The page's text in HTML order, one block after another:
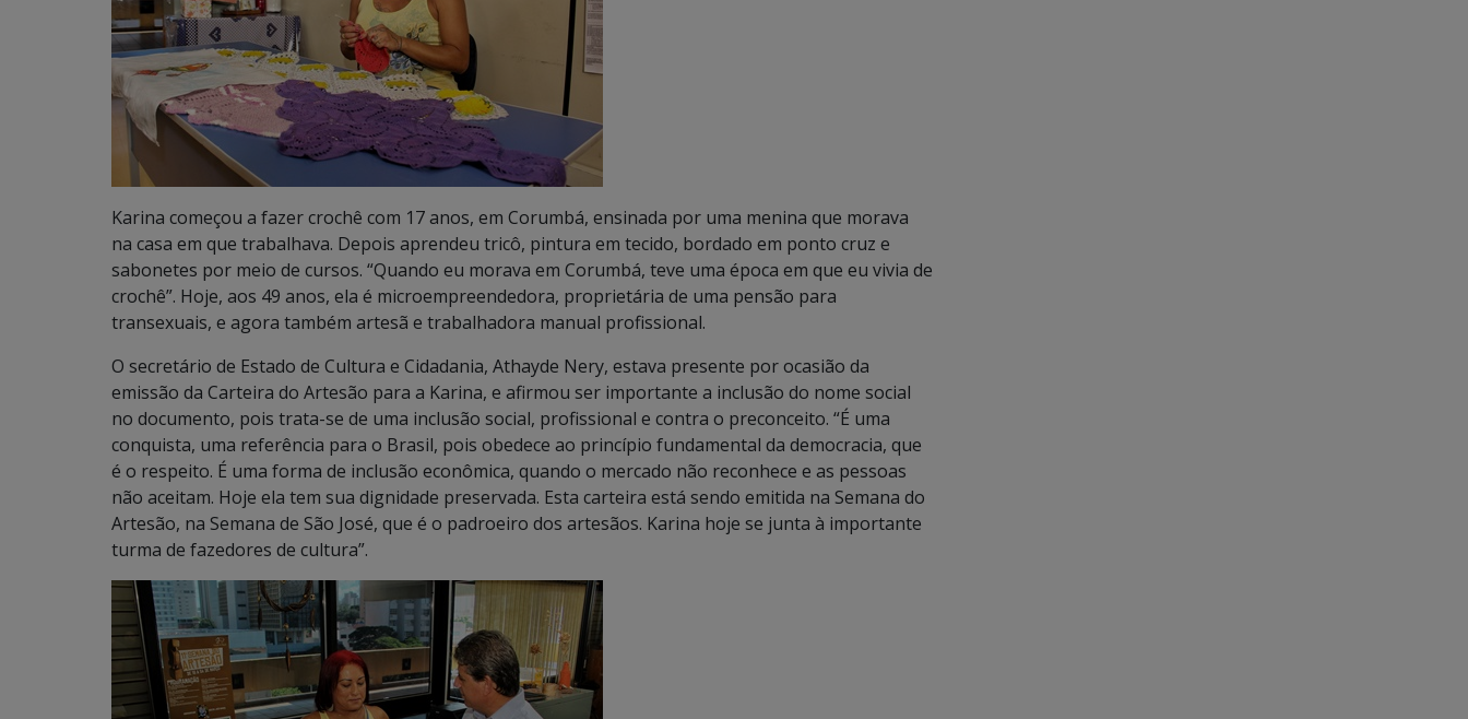
Karina começou a fazer crochê com 17 anos, em Corumbá, ensinada por uma menina que morava
na casa em que trabalhava. Depois aprendeu tricô, pintura em tecido, bordado em ponto cruz e
sabonetes por meio de cursos. “Quando eu morava em Corumbá, teve uma época em que eu vivia de
crochê”. Hoje, aos 49 anos, ela é microempreendedora, proprietária de uma pensão para
transexuais, e agora também artesã e trabalhadora manual profissional.
O secretário de Estado de Cultura e Cidadania, Athayde Nery, estava presente por ocasião da
emissão da Carteira do Artesão para a Karina, e afirmou ser importante a inclusão do nome social
no documento, pois trata-se de uma inclusão social, profissional e contra o preconceito. “É uma
conquista, uma referência para o Brasil, pois obedece ao princípio fundamental da democracia, que
é o respeito. É uma forma de inclusão econômica, quando o mercado não reconhece e as pessoas
não aceitam. Hoje ela tem sua dignidade preservada. Esta carteira está sendo emitida na Semana do
Artesão, na Semana de São José, que é o padroeiro dos artesãos. Karina hoje se junta à importante
turma de fazedores de cultura”.